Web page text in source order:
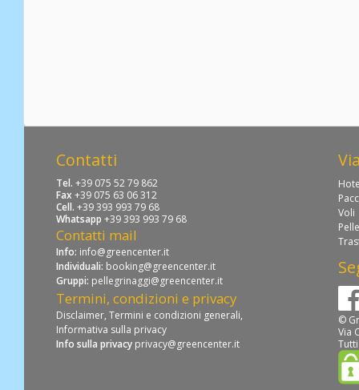
Contatti
Tel. +39 075 52 79 862
Fax +39 075 63 06 312
Cell. +39 393 993 79 68
Whatsapp +39 393 993 79 68
Contatti mail
Info: info@greencenter.it
Individuali: booking@greencenter.it
Gruppi: pellegrinaggi@greencenter.it
Termini, condizioni e privacy
Disclaimer, Termini e condizioni generali,
Informativa sulla privacy
Info sulla privacy privacy@greencenter.it
Voli
©
Via